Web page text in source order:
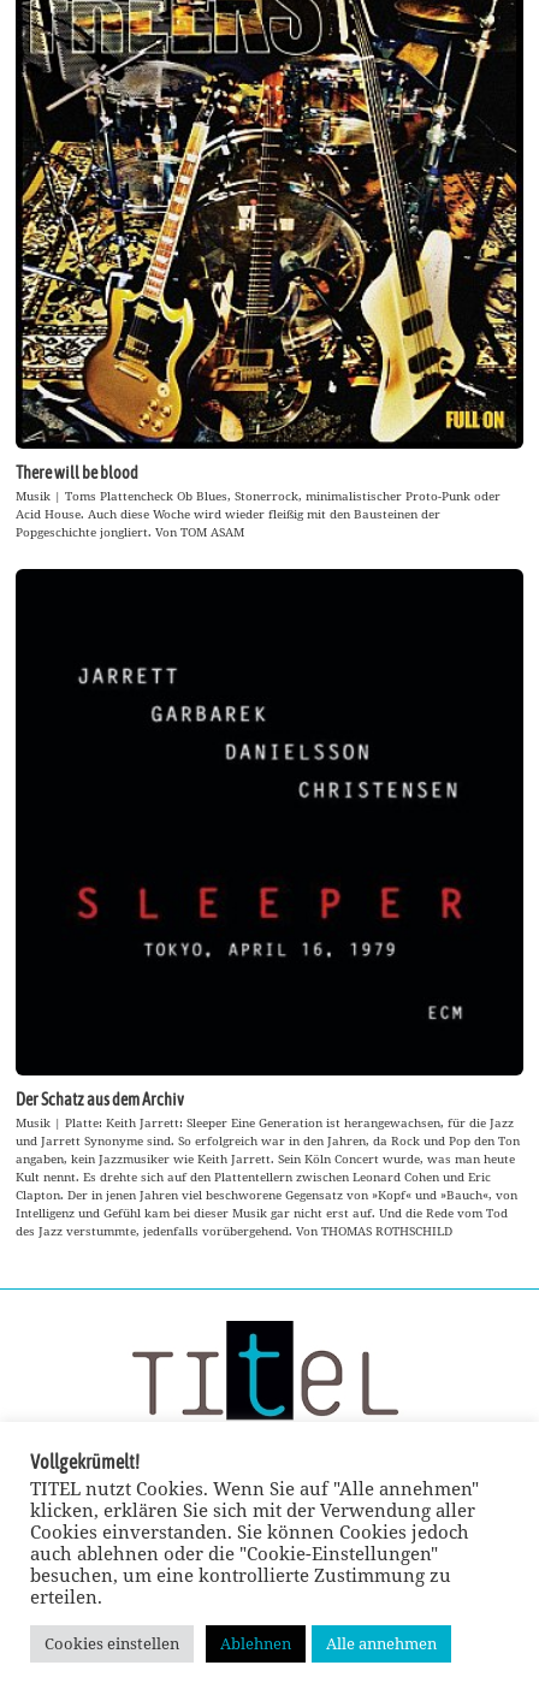
There will be blood
Musik | Toms Plattencheck Ob Blues, Stonerrock, minimalistischer Proto-Punk oder
Acid House. Auch diese Woche wird wieder fleißig mit den Bausteinen der
Popgeschichte jongliert. Von TOM ASAM
Der Schatz aus dem Archiv
Musik | Platte: Keith Jarrett: Sleeper Eine Generation ist herangewachsen, für die Jazz
und Jarrett Synonyme sind. So erfolgreich war in den Jahren, da Rock und Pop den Ton
angaben, kein Jazzmusiker wie Keith Jarrett. Sein Köln Concert wurde, was man heute
Kult nennt. Es drehte sich auf den Plattentellern zwischen Leonard Cohen und Eric
Clapton. Der in jenen Jahren viel beschworene Gegensatz von »Kopf« und »Bauch«, von
Intelligenz und Gefühl kam bei dieser Musik gar nicht erst auf. Und die Rede vom Tod
des Jazz verstummte, jedenfalls vorübergehend. Von THOMAS ROTHSCHILD
© TITEL kulturmagazin 2022
Vollgekrümelt!
TITEL nutzt Cookies. Wenn Sie auf "Alle annehmen"
klicken, erklären Sie sich mit der Verwendung aller
Cookies einverstanden. Sie können Cookies jedoch
auch ablehnen oder die "Cookie-Einstellungen"
besuchen, um eine kontrollierte Zustimmung zu
erteilen.
Cookies einstellen Ablehnen Alle annehmen